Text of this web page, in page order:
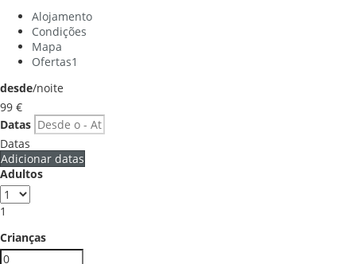
Alojamento
Condições
Mapa
Ofertas1
desde/noite
99 €
Datas
Datas
Adicionar datas
Adultos
1
Crianças